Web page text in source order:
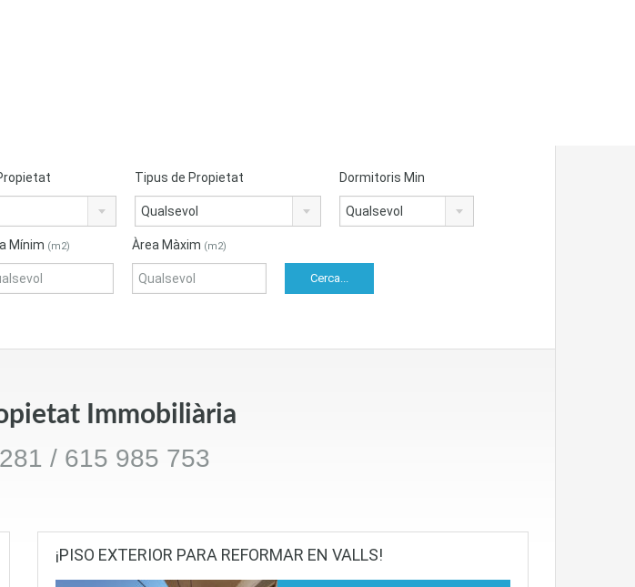
Tipus de Propietat
Qualsevol
Dormitoris Min
Qualsevol
Mínim (m2) Àrea Màxim (m2)
Immobiliària
/ 615 985 753
¡PISO EXTERIOR PARA REFORMAR EN VALLS!